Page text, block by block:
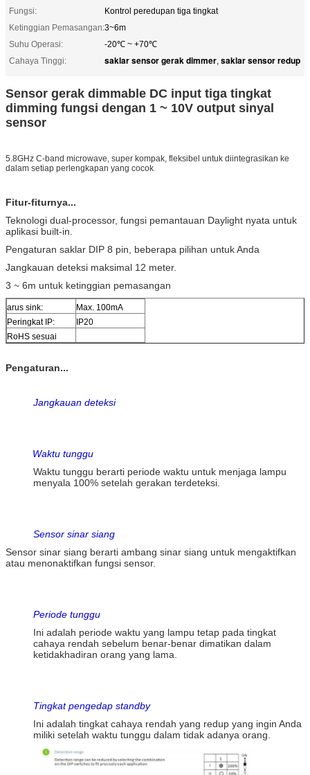
Fungsi:
Kontrol peredupan tiga tingkat
Ketinggian Pemasangan:3~6m
Suhu Operasi:
-20℃ ~ +70℃
Cahaya Tinggi:
saklar sensor gerak dimmer, saklar sensor redup
Sensor gerak dimmable DC input tiga tingkat
dimming fungsi dengan 1 ~ 10V output sinyal
sensor
5.8GHz C-band microwave, super kompak, fleksibel untuk diintegrasikan ke
dalam setiap perlengkapan yang cocok
Fitur-fiturnya...
Teknologi dual-processor, fungsi pemantauan Daylight nyata untuk
aplikasi built-in.
Pengaturan saklar DIP 8 pin, beberapa pilihan untuk Anda
Jangkauan deteksi maksimal 12 meter.
3 ~ 6m untuk ketinggian pemasangan
arus sink:
Max. 100mA
Peringkat IP:
IP20
RoHS sesuai
Pengaturan...
Jangkauan deteksi
Waktu tunggu
Waktu tunggu berarti periode waktu untuk menjaga lampu
menyala 100% setelah gerakan terdeteksi.
Sensor sinar siang
Sensor sinar siang berarti ambang sinar siang untuk mengaktifkan
atau menonaktifkan fungsi sensor.
Periode tunggu
Ini adalah periode waktu yang lampu tetap pada tingkat
cahaya rendah sebelum benar-benar dimatikan dalam
ketidakhadiran orang yang lama.
Tingkat pengedap standby
Ini adalah tingkat cahaya rendah yang redup yang ingin Anda
miliki setelah waktu tunggu dalam tidak adanya orang.